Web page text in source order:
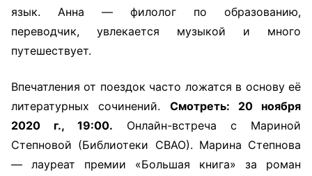
язык. Анна — филолог по образованию,
переводчик, увлекается музыкой и много
путешествует.
Впечатления от поездок часто ложатся в основу её
литературных сочинений. Смотреть: 20 ноября
2020 г., 19:00. Онлайн-встреча с Мариной
Степновой (Библиотеки СВАО). Марина Степнова
— лауреат премии «Большая книга» за роман